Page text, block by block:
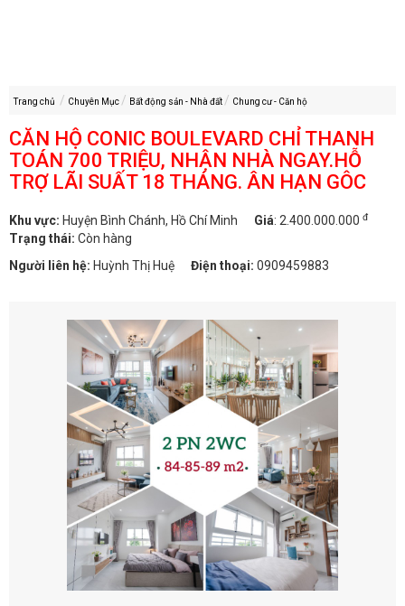
Trang chủ Chuyên Mục Bất động sản - Nhà đất Chung cư - Căn hộ
CĂN HỘ CONIC BOULEVARD CHỈ THANH
TOÁN 700 TRIỆU, NHẬN NHÀ NGAY.HỖ
TRỢ LÃI SUẤT 18 THÁNG. ÂN HẠN GÔC
Khu vực: Huyện Bình Chánh, Hồ Chí Minh Giá: 2.400.000.000 đ
Trạng thái: Còn hàng
Người liên hệ: Huỳnh Thị Huệ Điện thoại: 0909459883